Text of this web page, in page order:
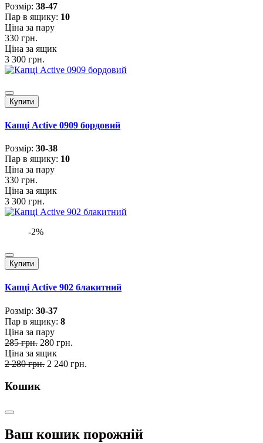
Розмiр: 38-47
Пар в ящику: 10
Ціна за пару
330 грн.
Ціна за ящик
3 300 грн.
Купити
Капці Active 0909 бордовий
Розмiр: 30-38
Пар в ящику: 10
Ціна за пару
330 грн.
Ціна за ящик
3 300 грн.
-2%
Купити
Капці Active 902 блакитний
Розмiр: 30-37
Пар в ящику: 8
Ціна за пару
285 грн. 280 грн.
Ціна за ящик
2 280 грн. 2 240 грн.
Кошик
Ваш кошик порожній